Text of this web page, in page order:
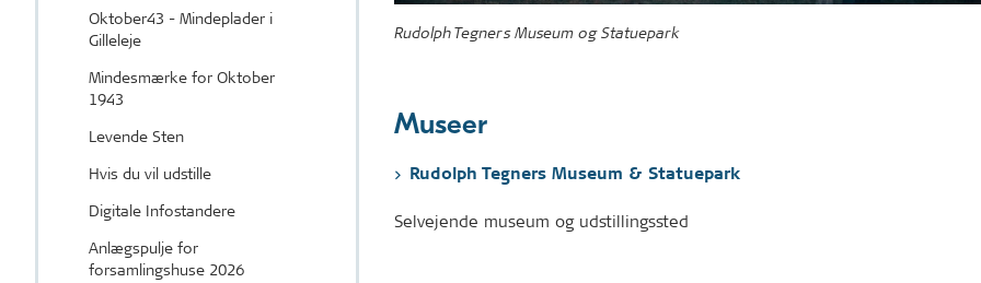
Oktober43 - Mindeplader i
Gilleleje
Mindesmærke for Oktober
1943
Levende Sten
Hvis du vil udstille
Digitale Infostandere
Anlægspulje for
forsamlingshuse 2026
Rudolph Tegners Museum og Statuepark
Museer
Rudolph Tegners Museum & Statuepark
Selvejende museum og udstillingssted